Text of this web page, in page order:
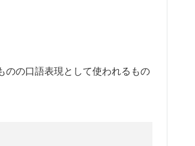
のの口語表現として使われるもの